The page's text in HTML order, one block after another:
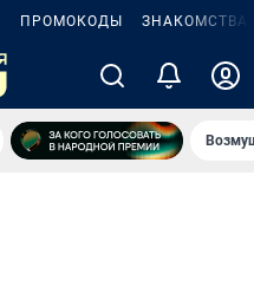
ПРОМОКОДЫ ЗНАКОМСТВА